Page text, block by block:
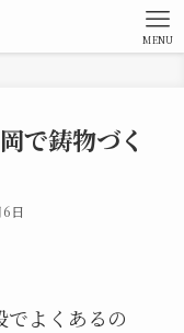
MENU
で鋳物づく
日
よくあるの